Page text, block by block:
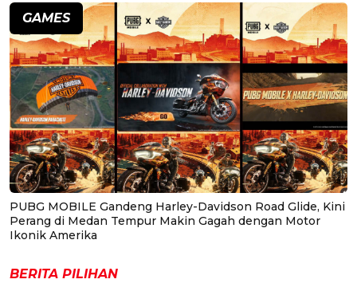
GAMES
PUBG MOBILE Gandeng Harley-Davidson Road Glide, Kini
Perang di Medan Tempur Makin Gagah dengan Motor
Ikonik Amerika
BERITA PILIHAN